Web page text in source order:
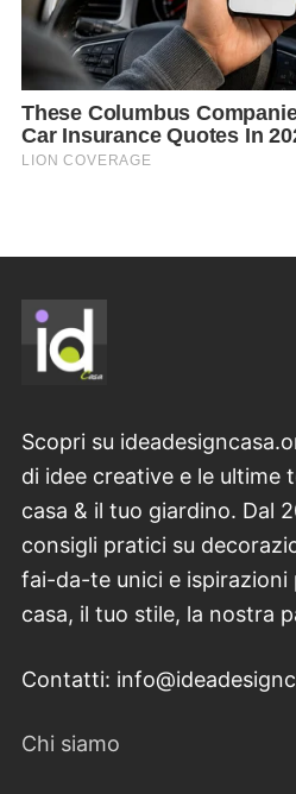
Scopri su
di idee creative e le ultime
casa & il tuo giardino. Dal
consigli pratici su
fai-da-te unici e ispirazioni
casa, il tuo stile, la nostra
Contatti:
Chi siamo